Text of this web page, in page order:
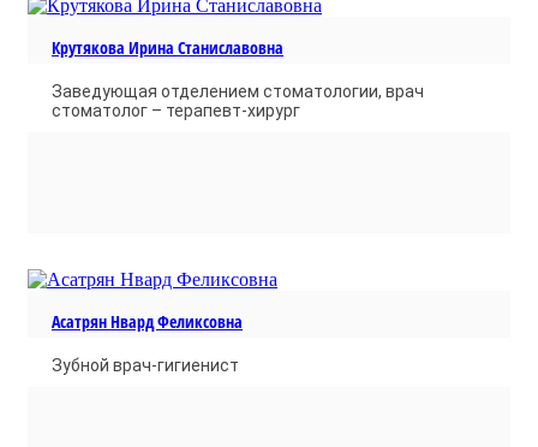
Крутякова Ирина Станиславовна
Заведующая отделением стоматологии, врач
стоматолог – терапевт-хирург
Асатрян Нвард Феликсовна
Зубной врач-гигиенист